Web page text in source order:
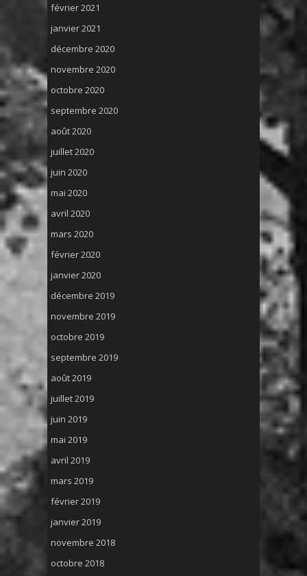
février 2021
janvier 2021
décembre 2020
novembre 2020
octobre 2020
septembre 2020
août 2020
juillet 2020
juin 2020
mai 2020
avril 2020
mars 2020
février 2020
janvier 2020
décembre 2019
novembre 2019
octobre 2019
septembre 2019
août 2019
juillet 2019
juin 2019
mai 2019
avril 2019
mars 2019
février 2019
janvier 2019
novembre 2018
octobre 2018